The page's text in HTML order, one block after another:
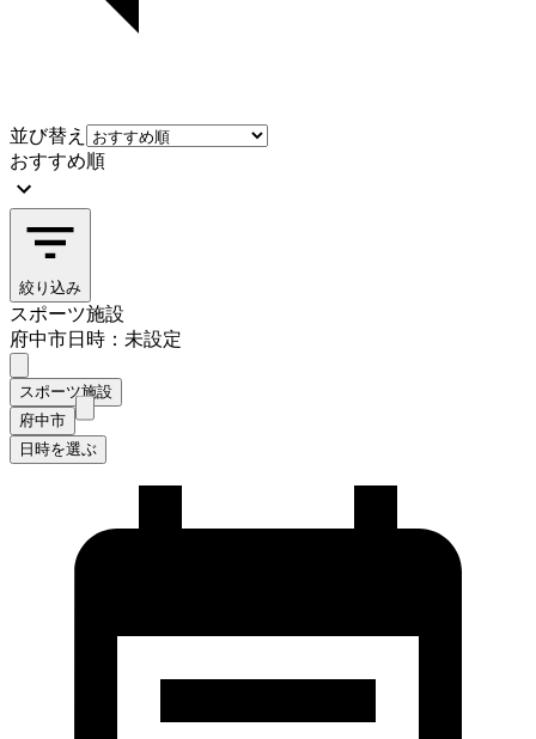
並び替え
おすすめ順
絞り込み
スポーツ施設
府中市日時：未設定
スポーツ施設
府中市
日時を選ぶ